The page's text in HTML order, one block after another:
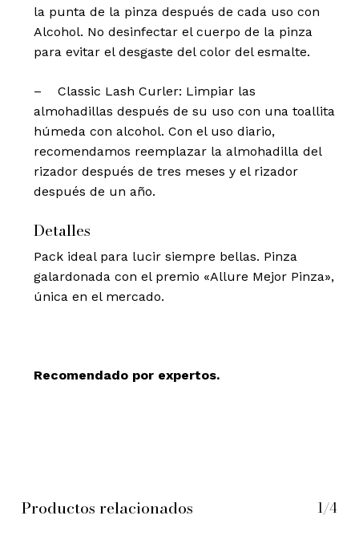
la punta de la pinza después de cada uso con
Alcohol. No desinfectar el cuerpo de la pinza
para evitar el desgaste del color del esmalte.
– Classic Lash Curler: Limpiar las
almohadillas después de su uso con una toallita
húmeda con alcohol. Con el uso diario,
recomendamos reemplazar la almohadilla del
rizador después de tres meses y el rizador
después de un año.
Detalles
Pack ideal para lucir siempre bellas. Pinza
galardonada con el premio «Allure Mejor Pinza»,
única en el mercado.
Recomendado por expertos.
Productos relacionados 1/4